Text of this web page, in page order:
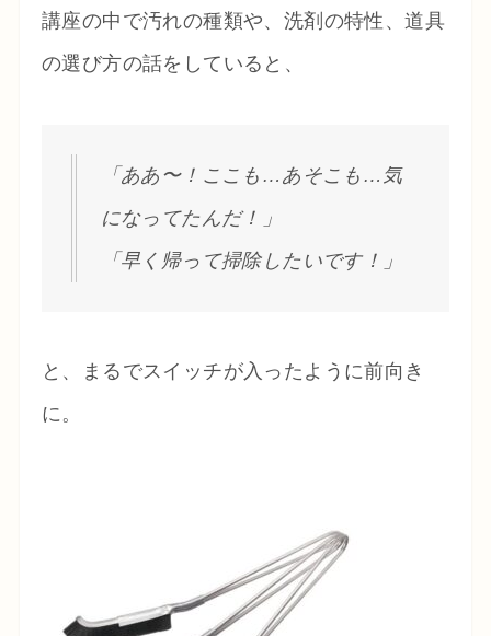
講座の中で汚れの種類や、洗剤の特性、道具
の選び方の話をしていると、
「ああ〜！ここも…あそこも…気
になってたんだ！」
「早く帰って掃除したいです！」
と、まるでスイッチが入ったように前向き
に。